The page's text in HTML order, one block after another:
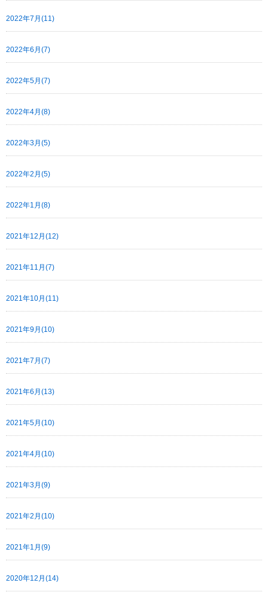
2022年7月(11)
2022年6月(7)
2022年5月(7)
2022年4月(8)
2022年3月(5)
2022年2月(5)
2022年1月(8)
2021年12月(12)
2021年11月(7)
2021年10月(11)
2021年9月(10)
2021年7月(7)
2021年6月(13)
2021年5月(10)
2021年4月(10)
2021年3月(9)
2021年2月(10)
2021年1月(9)
2020年12月(14)